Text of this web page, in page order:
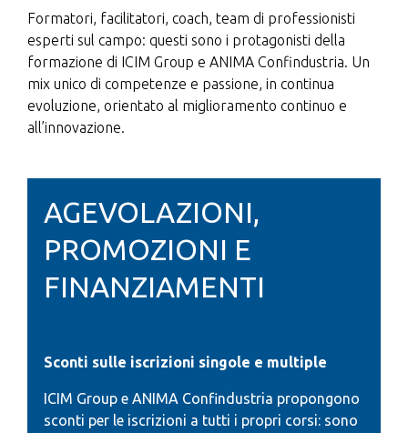
Formatori, facilitatori, coach, team di professionisti
esperti sul campo: questi sono i protagonisti della
formazione di ICIM Group e ANIMA Confindustria. Un
mix unico di competenze e passione, in continua
evoluzione, orientato al miglioramento continuo e
all’innovazione.
AGEVOLAZIONI,
PROMOZIONI E
FINANZIAMENTI
Sconti sulle iscrizioni singole e multiple
ICIM Group e ANIMA Confindustria propongono
sconti per le iscrizioni a tutti i propri corsi: sono